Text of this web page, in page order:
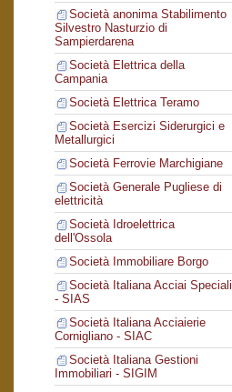
Società anonima Stabilimento
Silvestro Nasturzio di
Sampierdarena
Società Elettrica della
Campania
Società Elettrica Teramo
Società Esercizi Siderurgici e
Metallurgici
Società Ferrovie Marchigiane
Società Generale Pugliese di
elettricità
Società Idroelettrica
dell'Ossola
Società Immobiliare Borgo
Società Italiana Acciai Speciali
- SIAS
Società Italiana Acciaierie
Cornigliano - SIAC
Società Italiana Gestioni
Immobiliari - SIGIM